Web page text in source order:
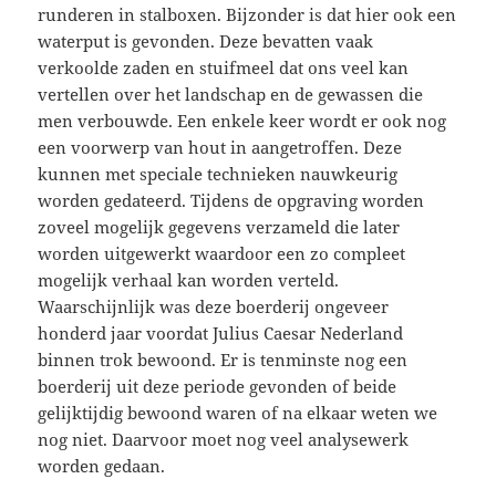
runderen in stalboxen. Bijzonder is dat hier ook een
waterput is gevonden. Deze bevatten vaak
verkoolde zaden en stuifmeel dat ons veel kan
vertellen over het landschap en de gewassen die
men verbouwde. Een enkele keer wordt er ook nog
een voorwerp van hout in aangetroffen. Deze
kunnen met speciale technieken nauwkeurig
worden gedateerd. Tijdens de opgraving worden
zoveel mogelijk gegevens verzameld die later
worden uitgewerkt waardoor een zo compleet
mogelijk verhaal kan worden verteld.
Waarschijnlijk was deze boerderij ongeveer
honderd jaar voordat Julius Caesar Nederland
binnen trok bewoond. Er is tenminste nog een
boerderij uit deze periode gevonden of beide
gelijktijdig bewoond waren of na elkaar weten we
nog niet. Daarvoor moet nog veel analysewerk
worden gedaan.